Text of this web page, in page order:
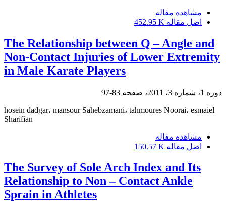
مشاهده مقاله
اصل مقاله 452.95 K
The Relationship between Q – Angle and
Non-Contact Injuries of Lower Extremity
in Male Karate Players
دوره 1، شماره 3، 2011، صفحه 83-97
hosein dadgar، mansour Sahebzamani، tahmoures Noorai، esmaiel
Sharifian
مشاهده مقاله
اصل مقاله 150.57 K
The Survey of Sole Arch Index and Its
Relationship to Non – Contact Ankle
Sprain in Athletes